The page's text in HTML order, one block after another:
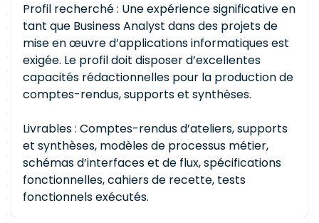
Profil recherché : Une expérience significative en
tant que Business Analyst dans des projets de
mise en œuvre d’applications informatiques est
exigée. Le profil doit disposer d’excellentes
capacités rédactionnelles pour la production de
comptes-rendus, supports et synthèses.
Livrables : Comptes-rendus d’ateliers, supports
et synthèses, modèles de processus métier,
schémas d’interfaces et de flux, spécifications
fonctionnelles, cahiers de recette, tests
fonctionnels exécutés.